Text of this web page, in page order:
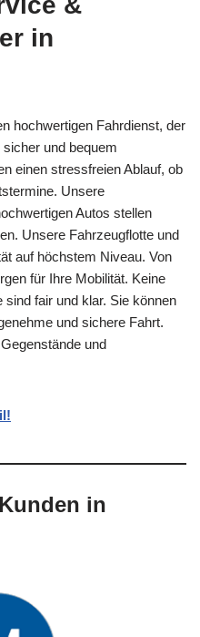
in
hochwertigen Fahrdienst, der
und bequem
einen stressfreien Ablauf, ob
Unsere
Autos stellen
Unsere Fahrzeugflotte und
auf höchstem Niveau. Von
für Ihre Mobilität. Keine
fair und klar. Sie können
und sichere Fahrt.
und
in